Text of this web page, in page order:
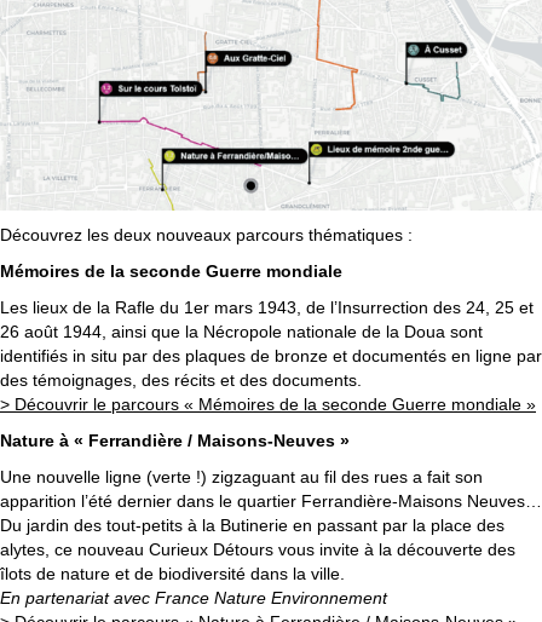
Découvrez les deux nouveaux parcours thématiques :
Mémoires de la seconde Guerre mondiale
Les lieux de la Rafle du 1er mars 1943, de l’Insurrection des 24, 25 et
26 août 1944, ainsi que la Nécropole nationale de la Doua sont
identifiés in situ par des plaques de bronze et documentés en ligne par
des témoignages, des récits et des documents.
> Découvrir le parcours « Mémoires de la seconde Guerre mondiale »
Nature à « Ferrandière / Maisons-Neuves »
Une nouvelle ligne (verte !) zigzaguant au fil des rues a fait son
apparition l’été dernier dans le quartier Ferrandière-Maisons Neuves…
Du jardin des tout-petits à la Butinerie en passant par la place des
alytes, ce nouveau Curieux Détours vous invite à la découverte des
îlots de nature et de biodiversité dans la ville.
En partenariat avec France Nature Environnement